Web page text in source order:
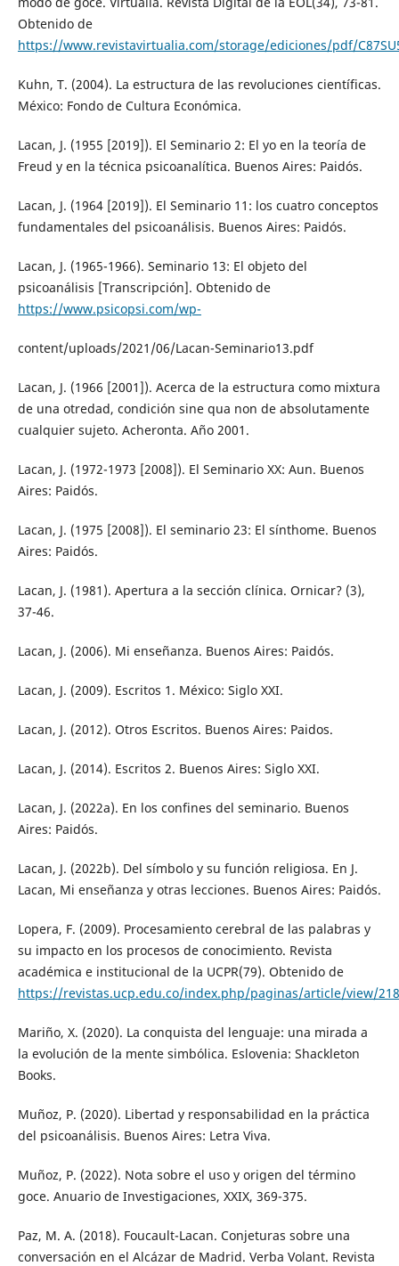
Obtenido de
https://www.revistavirtualia.com/storage/ediciones/pdf/
Kuhn, T. (2004). La estructura de las revoluciones científicas.
México: Fondo de Cultura Económica.
Lacan, J. (1955 [2019]). El Seminario 2: El yo en la teoría de
Freud y en la técnica psicoanalítica. Buenos Aires: Paidós.
Lacan, J. (1964 [2019]). El Seminario 11: los cuatro conceptos
fundamentales del psicoanálisis. Buenos Aires: Paidós.
Lacan, J. (1965-1966). Seminario 13: El objeto del
psicoanálisis [Transcripción]. Obtenido de
https://www.psicopsi.com/wp-
content/uploads/2021/06/Lacan-Seminario13.pdf
Lacan, J. (1966 [2001]). Acerca de la estructura como mixtura
de una otredad, condición sine qua non de absolutamente
cualquier sujeto. Acheronta. Año 2001.
Lacan, J. (1972-1973 [2008]). El Seminario XX: Aun. Buenos
Aires: Paidós.
Lacan, J. (1975 [2008]). El seminario 23: El sínthome. Buenos
Aires: Paidós.
Lacan, J. (1981). Apertura a la sección clínica. Ornicar? (3),
37-46.
Lacan, J. (2006). Mi enseñanza. Buenos Aires: Paidós.
Lacan, J. (2009). Escritos 1. México: Siglo XXI.
Lacan, J. (2012). Otros Escritos. Buenos Aires: Paidos.
Lacan, J. (2014). Escritos 2. Buenos Aires: Siglo XXI.
Lacan, J. (2022a). En los confines del seminario. Buenos
Aires: Paidós.
Lacan, J. (2022b). Del símbolo y su función religiosa. En J.
Lacan, Mi enseñanza y otras lecciones. Buenos Aires: Paidós.
Lopera, F. (2009). Procesamiento cerebral de las palabras y
su impacto en los procesos de conocimiento. Revista
académica e institucional de la UCPR(79). Obtenido de
https://revistas.ucp.edu.co/index.php/paginas/article/view/
Mariño, X. (2020). La conquista del lenguaje: una mirada a
la evolución de la mente simbólica. Eslovenia: Shackleton
Books.
Muñoz, P. (2020). Libertad y responsabilidad en la práctica
del psicoanálisis. Buenos Aires: Letra Viva.
Muñoz, P. (2022). Nota sobre el uso y origen del término
goce. Anuario de Investigaciones, XXIX, 369-375.
Paz, M. A. (2018). Foucault-Lacan. Conjeturas sobre una
conversación en el Alcázar de Madrid. Verba Volant. Revista